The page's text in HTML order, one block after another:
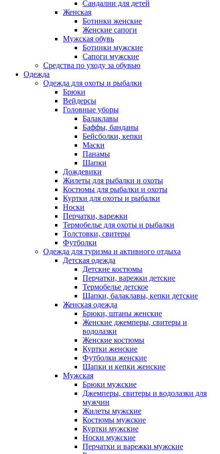
Сандалии для детей
Женская
Ботинки женские
Женские сапоги
Мужская обувь
Ботинки мужские
Сапоги мужские
Средства по уходу за обувью
Одежда
Одежда для охоты и рыбалки
Брюки
Вейдерсы
Головные уборы
Балаклавы
Баффы, банданы
Бейсболки, кепки
Маски
Панамы
Шапки
Дождевики
Жилеты для рыбалки и охоты
Костюмы для рыбалки и охоты
Куртки для охоты и рыбалки
Носки
Перчатки, варежки
Термобелье для охоты и рыбалки
Толстовки, свитеры
Футболки
Одежда для туризма и активного отдыха
Детская одежда
Детские костюмы
Перчатки, варежки детские
Термобелье детское
Шапки, балаклавы, кепки детские
Женская одежда
Брюки, штаны женские
Женские джемперы, свитеры и
водолазки
Женские костюмы
Куртки женские
Футболки женские
Шапки и кепки женские
Мужская
Брюки мужские
Джемперы, свитеры и водолазки для
мужчин
Жилеты мужские
Костюмы мужские
Куртки мужские
Носки мужские
Перчатки и варежки мужские